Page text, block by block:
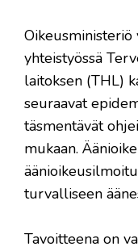
yhteistyössä
laitoksen (THL)
seuraavat
täsmentävät
mukaan.
turvalliseen
Tavoitteena on